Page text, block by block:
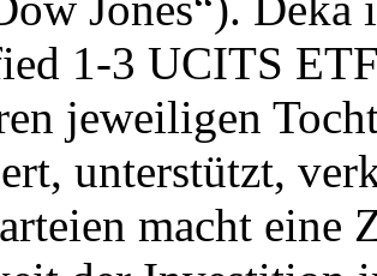
1-3 UCITS
jeweiligen
unterstützt,
macht